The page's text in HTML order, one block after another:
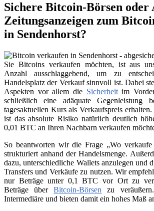
Sichere Bitcoin-Börsen oder
Zeitungsanzeigen zum
in Sendenhorst?
Sie Bitcoins verkaufen möchten, ist aus
Anzahl ausschlaggebend, um zu
Handelsplatz der Verkauf sinnvoll ist. Dabei
Aspekten vor allem die Sicherheitim
schließlich eine adäquate Gegenleistung
tagesaktuellen Kurs als Verkaufspreis
ist das absolute Risiko natürlich deutlich
0,01 BTC an Ihren Nachbarn verkaufen
So beantworten wir die Frage „Wo
strukturiert anhand der Handelsmenge.
dazu, unterschiedliche Wallets anzulegen und
Transfers und Verkäufe zu nutzen. Wir
nur Beträge unter 0,1 BTC vor Ort zu
Beträge überBitcoin-Börsen zu
Intermediäre und bieten damit ein hohes Maß